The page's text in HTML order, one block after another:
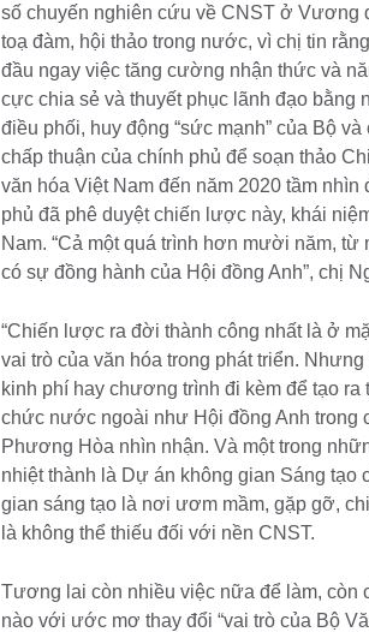
số chuyến nghiên cứu về CNST ở Vương
toạ đàm, hội thảo trong nước, vì chị tin
đầu ngay việc tăng cường nhận thức và
cực chia sẻ và thuyết phục lãnh đạo bằng
điều phối, huy động “sức mạnh” của Bộ
chấp thuận của chính phủ để soạn thảo
văn hóa Việt Nam đến năm 2020 tầm
phủ đã phê duyệt chiến lược này, khái
Nam. “Cả một quá trình hơn mười năm,
có sự đồng hành của Hội đồng Anh”, chị
“Chiến lược ra đời thành công nhất là ở
vai trò của văn hóa trong phát triển.
kinh phí hay chương trình đi kèm để tạo
chức nước ngoài như Hội đồng Anh trong
Phương Hòa nhìn nhận. Và một trong
nhiệt thành là Dự án không gian Sáng tạo
gian sáng tạo là nơi ươm mầm, gặp gỡ,
là không thể thiếu đối với nền CNST.
Tương lai còn nhiều việc nữa để làm, còn
nào với ước mơ thay đổi “vai trò của Bộ